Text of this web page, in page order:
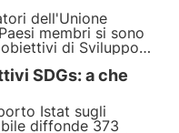
dell'Unione
membri si sono
di Sviluppo
la tutela della
ASviS
dell’Italia.
SDGs: a che
Istat sugli
diffonde 373